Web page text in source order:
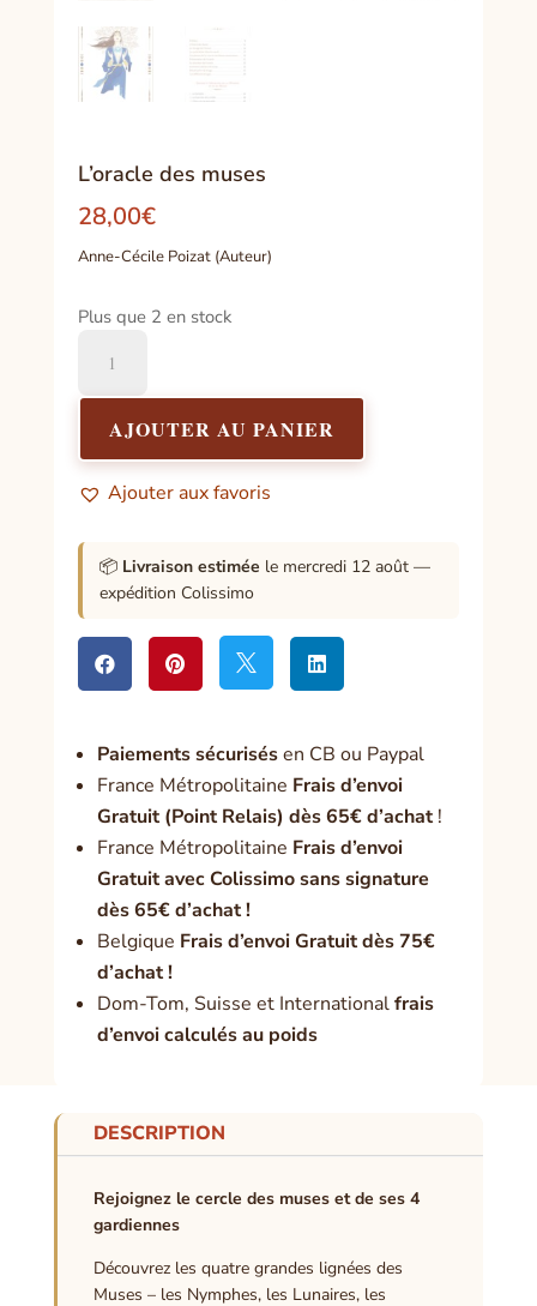
L’oracle des muses
28,00€
Anne-Cécile Poizat (Auteur)
Plus que 2 en stock
L'oracle
muses
AJOUTER AU PANIER
Ajouter aux favoris
📦 Livraison estimée le mercredi 12 août —
expédition Colissimo
   
Paiements sécurisésen CB ou Paypal
France Métropolitaine Frais d’envoi
Gratuit (Point Relais) dès 65€ d’achat!
France Métropolitaine Frais d’envoi
Gratuit avec Colissimo sans signature
dès 65€ d’achat !
Belgique Frais d’envoi Gratuit dès 75€
d’achat !
Dom-Tom, Suisse et Internationalfrais
d’envoi calculés au poids
DESCRIPTION
Rejoignez le cercle des muses et de ses 4
gardiennes
Découvrez les quatre grandes lignées des
Muses – les Nymphes, les Lunaires, les